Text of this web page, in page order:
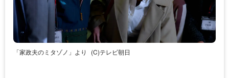
「家政夫のミタゾノ」より (C)テレビ朝日